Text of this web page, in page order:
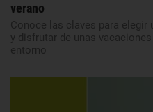
verano
Conoce las claves para elegir
y disfrutar de unas
entorno